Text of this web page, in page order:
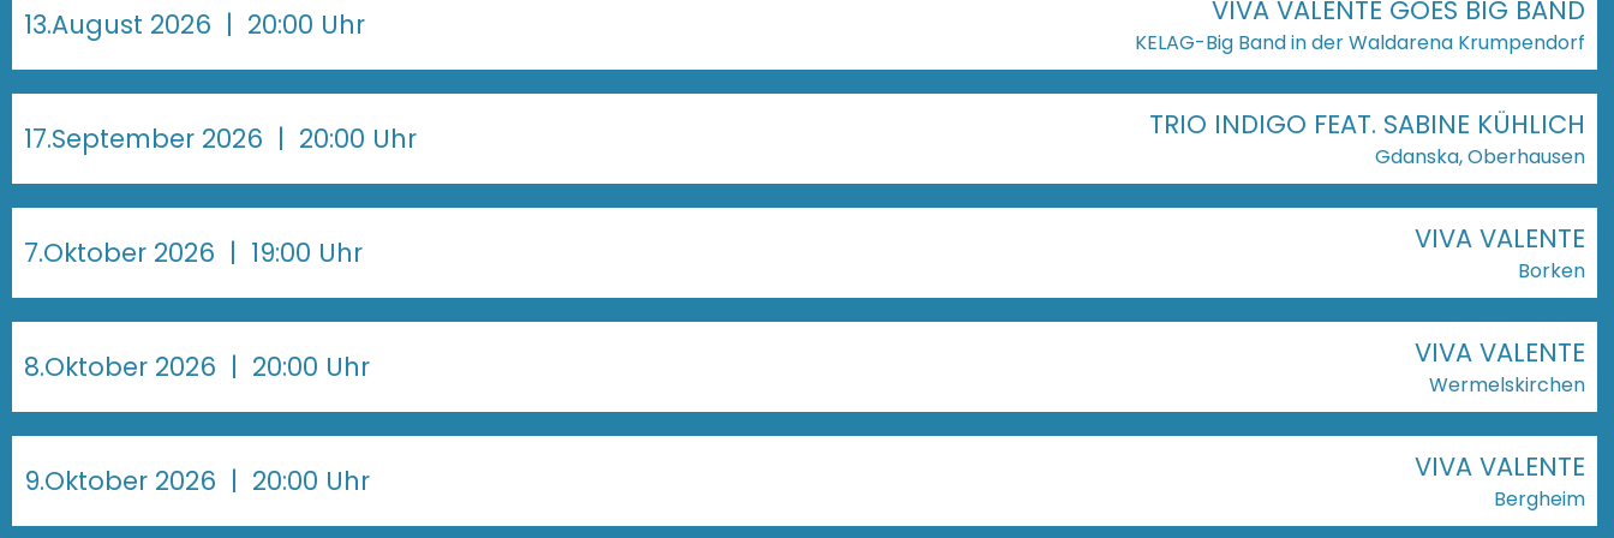
13.August 2026 | 20:00 Uhr VIVA VALENTE GOES BIG BAND
KELAG-Big Band in der Waldarena Krumpendorf
17.September 2026 | 20:00 Uhr TRIO INDIGO FEAT. SABINE KÜHLICH
Gdanska, Oberhausen
7.Oktober 2026 | 19:00 Uhr VIVA VALENTE
Borken
8.Oktober 2026 | 20:00 Uhr VIVA VALENTE
Wermelskirchen
9.Oktober 2026 | 20:00 Uhr VIVA VALENTE
Bergheim